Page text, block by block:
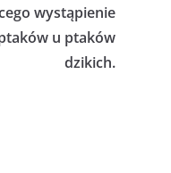
wystąpienie
u ptaków
dzikich.